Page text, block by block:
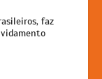
faz